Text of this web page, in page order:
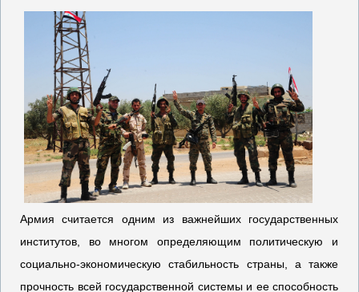
Армия считается одним из важнейших государственных
институтов, во многом определяющим политическую и
социально-экономическую стабильность страны, а также
прочность всей государственной системы и ее способность